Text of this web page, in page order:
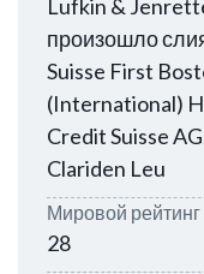
Lufkin &
произошло
Suisse First
(International)
Credit Suisse
Clariden Leu
Мировой рейтинг
28